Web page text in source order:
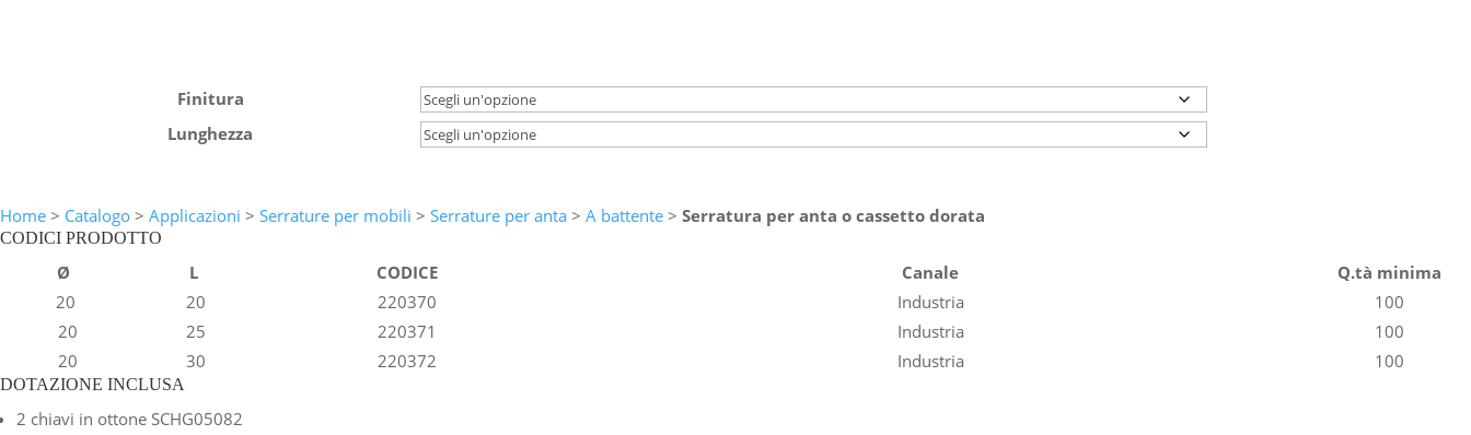
Finitura
Lunghezza
Home > Catalogo > Applicazioni > Serrature per mobili > Serrature per anta > A battente > Serratura per anta o cassetto dorata
CODICI PRODOTTO
Ø L CODICE Canale
Q.tà minima
20
20 220370 Industria
100
20
25 220371 Industria
100
20
30 220372 Industria 100
DOTAZIONE INCLUSA
2 chiavi in ottone SCHG05082